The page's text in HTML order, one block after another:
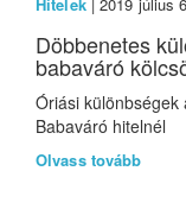
Döbbenetes
babaváró
Óriási
Babaváró hitelnél
Olvass tovább